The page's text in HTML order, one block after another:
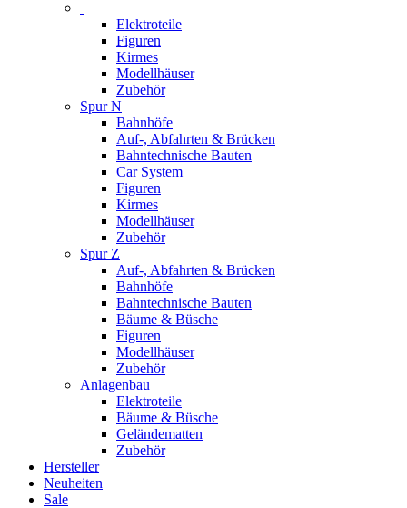
Elektroteile
Figuren
Kirmes
Modellhäuser
Zubehör
Spur N
Bahnhöfe
Auf-, Abfahrten & Brücken
Bahntechnische Bauten
Car System
Figuren
Kirmes
Modellhäuser
Zubehör
Spur Z
Auf-, Abfahrten & Brücken
Bahnhöfe
Bahntechnische Bauten
Bäume & Büsche
Figuren
Modellhäuser
Zubehör
Anlagenbau
Elektroteile
Bäume & Büsche
Geländematten
Zubehör
Hersteller
Neuheiten
Sale